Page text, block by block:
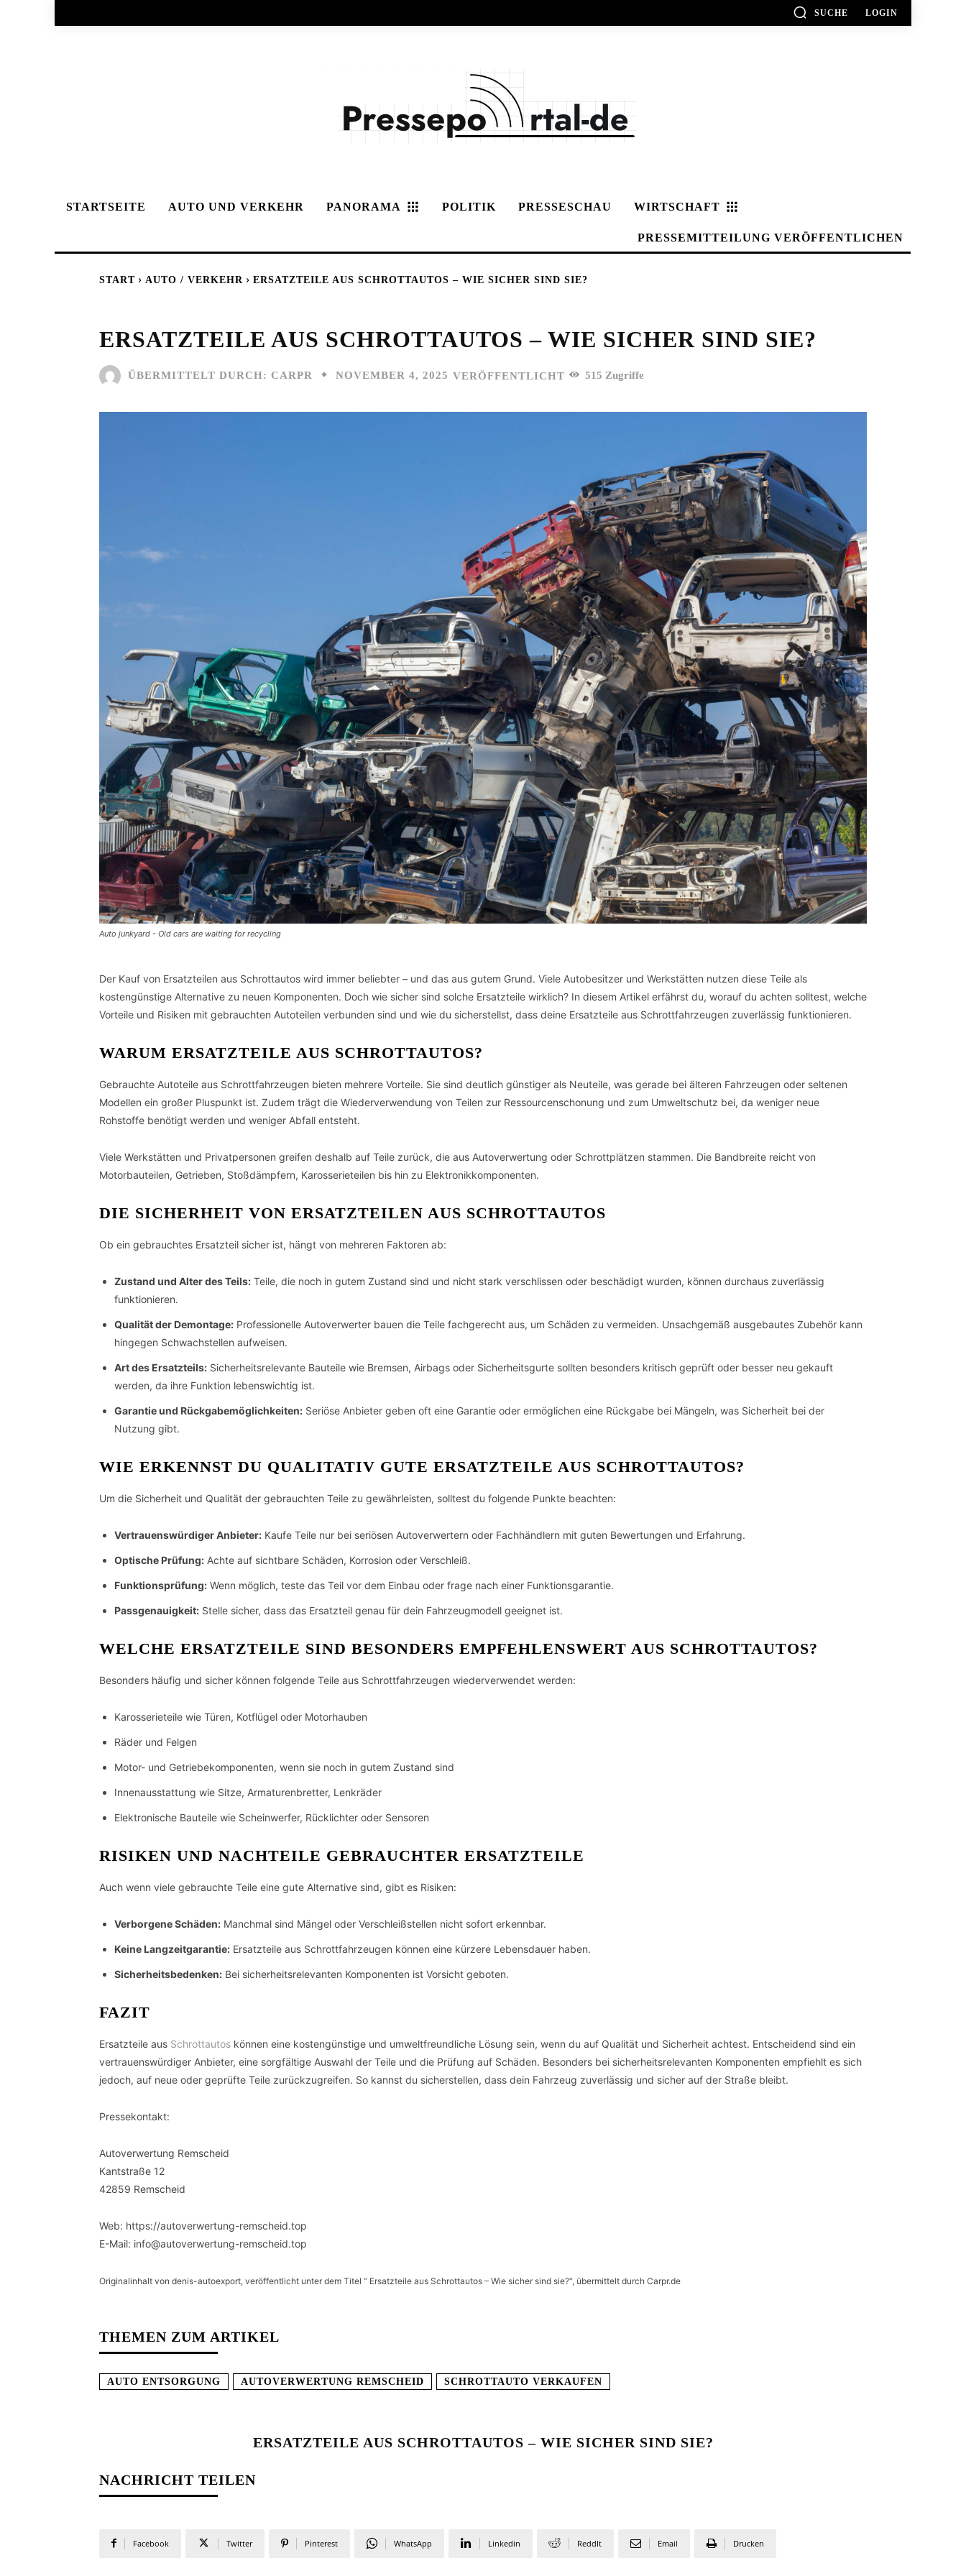
SUCHE LOGIN
STARTSEITE AUTO UND VERKEHR PANORAMA POLITIK PRESSESCHAU WIRTSCHAFT
PRESSEMITTEILUNG VERÖFFENTLICHEN
START AUTO / VERKEHR ERSATZTEILE AUS SCHROTTAUTOS – WIE SICHER SIND SIE?
ERSATZTEILE AUS SCHROTTAUTOS – WIE SICHER SIND SIE?
ÜBERMITTELT DURCH: CARPR NOVEMBER 4, 2025 VERÖFFENTLICHT 515 Zugriffe
Auto junkyard - Old cars are waiting for recycling
Der Kauf von Ersatzteilen aus Schrottautos wird immer beliebter – und das aus gutem Grund. Viele Autobesitzer und Werkstätten nutzen diese Teile als
kostengünstige Alternative zu neuen Komponenten. Doch wie sicher sind solche Ersatzteile wirklich? In diesem Artikel erfährst du, worauf du achten solltest, welche
Vorteile und Risiken mit gebrauchten Autoteilen verbunden sind und wie du sicherstellst, dass deine Ersatzteile aus Schrottfahrzeugen zuverlässig funktionieren.
WARUM ERSATZTEILE AUS SCHROTTAUTOS?
Gebrauchte Autoteile aus Schrottfahrzeugen bieten mehrere Vorteile. Sie sind deutlich günstiger als Neuteile, was gerade bei älteren Fahrzeugen oder seltenen
Modellen ein großer Pluspunkt ist. Zudem trägt die Wiederverwendung von Teilen zur Ressourcenschonung und zum Umweltschutz bei, da weniger neue
Rohstoffe benötigt werden und weniger Abfall entsteht.
Viele Werkstätten und Privatpersonen greifen deshalb auf Teile zurück, die aus Autoverwertung oder Schrottplätzen stammen. Die Bandbreite reicht von
Motorbauteilen, Getrieben, Stoßdämpfern, Karosserieteilen bis hin zu Elektronikkomponenten.
DIE SICHERHEIT VON ERSATZTEILEN AUS SCHROTTAUTOS
Ob ein gebrauchtes Ersatzteil sicher ist, hängt von mehreren Faktoren ab:
Zustand und Alter des Teils: Teile, die noch in gutem Zustand sind und nicht stark verschlissen oder beschädigt wurden, können durchaus zuverlässig
funktionieren.
Qualität der Demontage: Professionelle Autoverwerter bauen die Teile fachgerecht aus, um Schäden zu vermeiden. Unsachgemäß ausgebautes Zubehör kann
hingegen Schwachstellen aufweisen.
Art des Ersatzteils: Sicherheitsrelevante Bauteile wie Bremsen, Airbags oder Sicherheitsgurte sollten besonders kritisch geprüft oder besser neu gekauft
werden, da ihre Funktion lebenswichtig ist.
Garantie und Rückgabemöglichkeiten: Seriöse Anbieter geben oft eine Garantie oder ermöglichen eine Rückgabe bei Mängeln, was Sicherheit bei der
Nutzung gibt.
WIE ERKENNST DU QUALITATIV GUTE ERSATZTEILE AUS SCHROTTAUTOS?
Um die Sicherheit und Qualität der gebrauchten Teile zu gewährleisten, solltest du folgende Punkte beachten:
Vertrauenswürdiger Anbieter: Kaufe Teile nur bei seriösen Autoverwertern oder Fachhändlern mit guten Bewertungen und Erfahrung.
Optische Prüfung: Achte auf sichtbare Schäden, Korrosion oder Verschleiß.
Funktionsprüfung: Wenn möglich, teste das Teil vor dem Einbau oder frage nach einer Funktionsgarantie.
Passgenauigkeit: Stelle sicher, dass das Ersatzteil genau für dein Fahrzeugmodell geeignet ist.
WELCHE ERSATZTEILE SIND BESONDERS EMPFEHLENSWERT AUS SCHROTTAUTOS?
Besonders häufig und sicher können folgende Teile aus Schrottfahrzeugen wiederverwendet werden:
Karosserieteile wie Türen, Kotflügel oder Motorhauben
Räder und Felgen
Motor- und Getriebekomponenten, wenn sie noch in gutem Zustand sind
Innenausstattung wie Sitze, Armaturenbretter, Lenkräder
Elektronische Bauteile wie Scheinwerfer, Rücklichter oder Sensoren
RISIKEN UND NACHTEILE GEBRAUCHTER ERSATZTEILE
Auch wenn viele gebrauchte Teile eine gute Alternative sind, gibt es Risiken:
Verborgene Schäden: Manchmal sind Mängel oder Verschleißstellen nicht sofort erkennbar.
Keine Langzeitgarantie: Ersatzteile aus Schrottfahrzeugen können eine kürzere Lebensdauer haben.
Sicherheitsbedenken: Bei sicherheitsrelevanten Komponenten ist Vorsicht geboten.
FAZIT
Ersatzteile aus Schrottautos können eine kostengünstige und umweltfreundliche Lösung sein, wenn du auf Qualität und Sicherheit achtest. Entscheidend sind ein
vertrauenswürdiger Anbieter, eine sorgfältige Auswahl der Teile und die Prüfung auf Schäden. Besonders bei sicherheitsrelevanten Komponenten empfiehlt es sich
jedoch, auf neue oder geprüfte Teile zurückzugreifen. So kannst du sicherstellen, dass dein Fahrzeug zuverlässig und sicher auf der Straße bleibt.
Pressekontakt:
Autoverwertung Remscheid
Kantstraße 12
42859 Remscheid
Web: https://autoverwertung-remscheid.top
E-Mail: info@autoverwertung-remscheid.top
Originalinhalt von denis-autoexport, veröffentlicht unter dem Titel “ Ersatzteile aus Schrottautos – Wie sicher sind sie?“, übermittelt durch Carpr.de
THEMEN ZUM ARTIKEL
AUTO ENTSORGUNG AUTOVERWERTUNG REMSCHEID SCHROTTAUTO VERKAUFEN
ERSATZTEILE AUS SCHROTTAUTOS – WIE SICHER SIND SIE?
NACHRICHT TEILEN
Facebook Twitter Pinterest WhatsApp Linkedin ReddIt Email Drucken